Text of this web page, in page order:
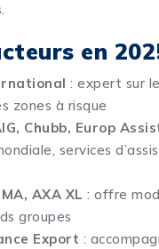
en
: expert sur
zones à risque
Chubb, Europ
services
AXA XL : offre
groupes
Export :